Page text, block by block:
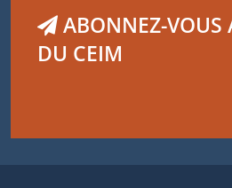
ABONNEZ-VOUS
DU CEIM